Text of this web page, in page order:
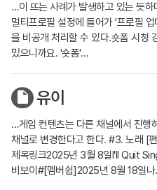
…이 뜨는 사례가 발생하고 있는 듯
멀티프로필 설정에 들어가 '프로필
을 비공개 처리할 수 있다.숏폼 시청
밌으니까요. '숏폼'…
유이
…게임 컨텐츠는 다른 채널에서 진행
채널로 변경한다고 한다. #3. 노래 [
제목링크2025년 3월 8일I'll Quit
비보이#[멤버쉽]2025년 8월 18일